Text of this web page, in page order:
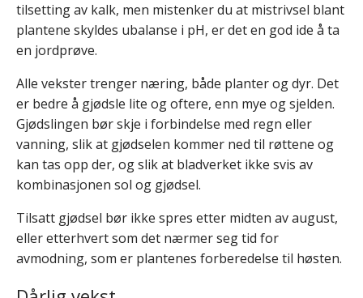
tilsetting av kalk, men mistenker du at mistrivsel blant
plantene skyldes ubalanse i pH, er det en god ide å ta
en jordprøve.
Alle vekster trenger næring, både planter og dyr. Det
er bedre å gjødsle lite og oftere, enn mye og sjelden.
Gjødslingen bør skje i forbindelse med regn eller
vanning, slik at gjødselen kommer ned til røttene og
kan tas opp der, og slik at bladverket ikke svis av
kombinasjonen sol og gjødsel.
Tilsatt gjødsel bør ikke spres etter midten av august,
eller etterhvert som det nærmer seg tid for
avmodning, som er plantenes forberedelse til høsten.